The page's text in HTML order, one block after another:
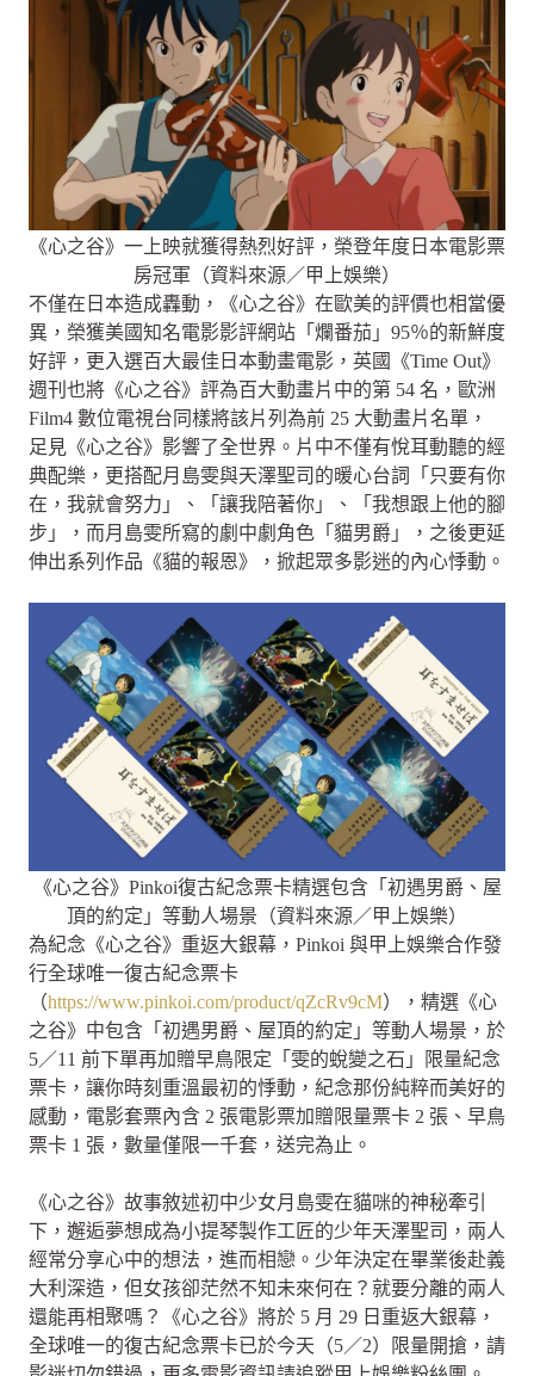
《心之谷》一上映就獲得熱烈好評，榮登年度日本電影票
房冠軍（資料來源／甲上娛樂）
不僅在日本造成轟動，《心之谷》在歐美的評價也相當優
異，榮獲美國知名電影影評網站「爛番茄」95％的新鮮度
好評，更入選百大最佳日本動畫電影，英國《Time Out》
週刊也將《心之谷》評為百大動畫片中的第 54 名，歐洲
Film4 數位電視台同樣將該片列為前 25 大動畫片名單，
足見《心之谷》影響了全世界。片中不僅有悅耳動聽的經
典配樂，更搭配月島雯與天澤聖司的暖心台詞「只要有你
在，我就會努力」、「讓我陪著你」、「我想跟上他的腳
步」，而月島雯所寫的劇中劇角色「貓男爵」，之後更延
伸出系列作品《貓的報恩》，掀起眾多影迷的內心悸動。
《心之谷》Pinkoi復古紀念票卡精選包含「初遇男爵、屋
頂的約定」等動人場景（資料來源／甲上娛樂）
為紀念《心之谷》重返大銀幕，Pinkoi 與甲上娛樂合作發
行全球唯一復古紀念票卡
（https://www.pinkoi.com/product/qZcRv9cM），精選《心
之谷》中包含「初遇男爵、屋頂的約定」等動人場景，於
5／11 前下單再加贈早鳥限定「雯的蛻變之石」限量紀念
票卡，讓你時刻重溫最初的悸動，紀念那份純粹而美好的
感動，電影套票內含 2 張電影票加贈限量票卡 2 張、早鳥
票卡 1 張，數量僅限一千套，送完為止。
《心之谷》故事敘述初中少女月島雯在貓咪的神秘牽引
下，邂逅夢想成為小提琴製作工匠的少年天澤聖司，兩人
經常分享心中的想法，進而相戀。少年決定在畢業後赴義
大利深造，但女孩卻茫然不知未來何在？就要分離的兩人
還能再相聚嗎？《心之谷》將於 5 月 29 日重返大銀幕，
全球唯一的復古紀念票卡已於今天（5／2）限量開搶，請